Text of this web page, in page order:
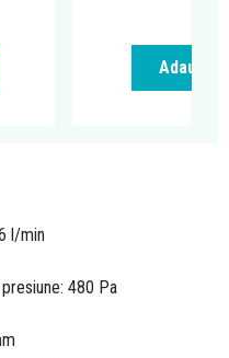
Adauga
l/min
480 Pa